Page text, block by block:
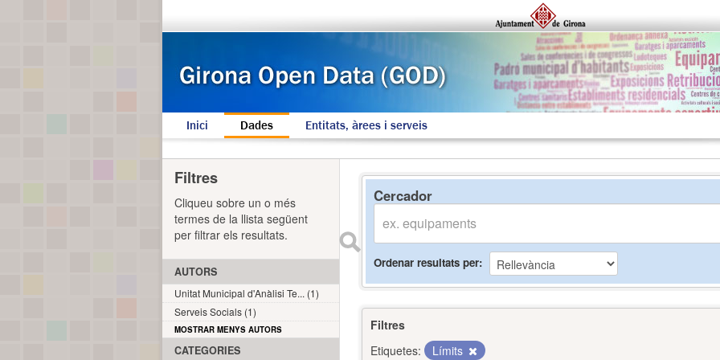
Inici Dades Entitats, àrees i serveis
Cercador
Ordenar resultats per
Filtres
Etiquetes:
Límits
Filtres
Cliqueu sobre un o més
termes de la llista següent
per filtrar els resultats.
AUTORS
Unitat Municipal d'Anàlisi Te... (1)
Serveis Socials (1)
MOSTRAR MENYS AUTORS
CATEGORIES